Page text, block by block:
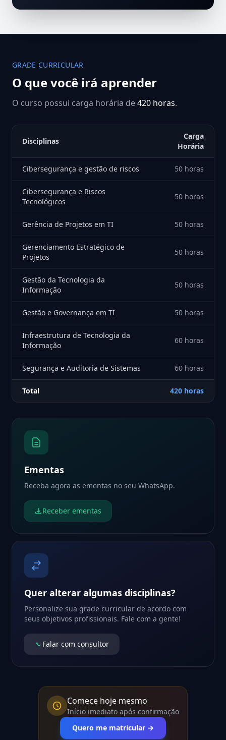
GRADE CURRICULAR
O que você irá aprender
O curso possui carga horária de420 horas.
Disciplinas
Carga
Horária
Cibersegurança e gestão de riscos 50 horas
Cibersegurança e Riscos
Tecnológicos
50 horas
Gerência de Projetos em TI 50 horas
Gerenciamento Estratégico de
Projetos
50 horas
Gestão da Tecnologia da
Informação
50 horas
Gestão e Governança em TI 50 horas
Infraestrutura de Tecnologia da
Informação
60 horas
Segurança e Auditoria de Sistemas 60 horas
Total 420 horas
Ementas
Receba agora as ementas no seu WhatsApp.
Receber ementas
Quer alterar algumas disciplinas?
Personalize sua grade curricular de acordo com
seus objetivos profissionais. Fale com a gente!
Falar com consultor
Comece hoje mesmo
Início imediato após confirmação
Quero me matricular →